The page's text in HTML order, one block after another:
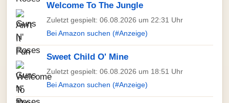
Welcome To The Jungle
Zuletzt gespielt: 06.08.2026 um 22:31 Uhr
Bei Amazon suchen (#Anzeige)
Sweet Child O' Mine
Zuletzt gespielt: 06.08.2026 um 18:51 Uhr
Bei Amazon suchen (#Anzeige)